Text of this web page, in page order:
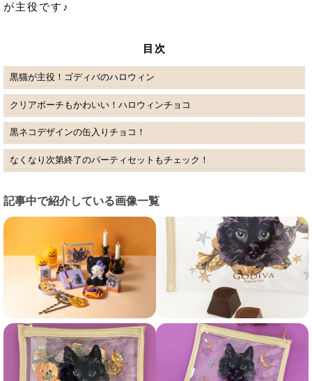
が主役です♪
目次
黒猫が主役！ゴディバのハロウィン
クリアポーチもかわいい！ハロウィンチョコ
黒ネコデザインの缶入りチョコ！
なくなり次第終了のパーティセットもチェック！
記事中で紹介している画像一覧